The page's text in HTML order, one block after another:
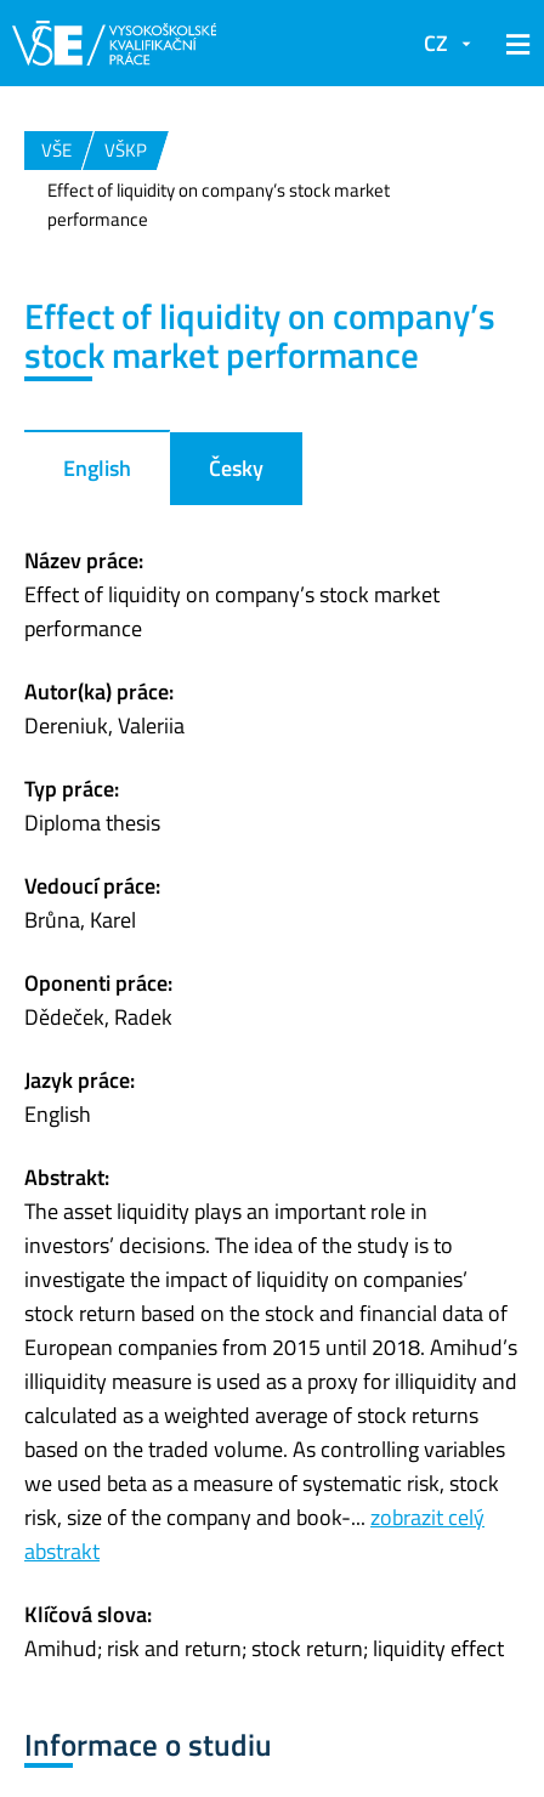
CZ
VŠE
VŠKP
Effect of liquidity on company’s stock market
performance
Effect of liquidity on company’s
stock market performance
English Česky
Název práce:
Effect of liquidity on company’s stock market
performance
Autor(ka) práce:
Dereniuk, Valeriia
Typ práce:
Diploma thesis
Vedoucí práce:
Brůna, Karel
Oponenti práce:
Dědeček, Radek
Jazyk práce:
English
Abstrakt:
The asset liquidity plays an important role in
investors’ decisions. The idea of the study is to
investigate the impact of liquidity on companies’
stock return based on the stock and financial data of
European companies from 2015 until 2018. Amihud’s
illiquidity measure is used as a proxy for illiquidity and
calculated as a weighted average of stock returns
based on the traded volume. As controlling variables
we used beta as a measure of systematic risk, stock
risk, size of the company and book-...zobrazit celý
abstrakt
Klíčová slova:
Amihud; risk and return; stock return; liquidity effect
Informace o studiu